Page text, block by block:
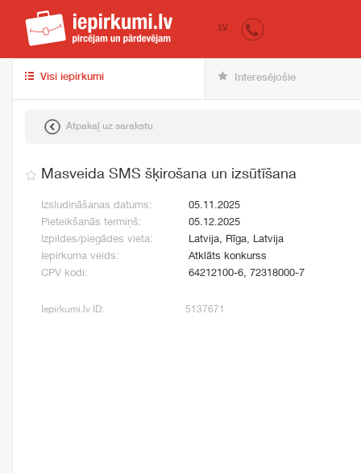
iepirkumi.lv
LV
Visi iepirkumi Interesējošie
Atpakaļ uz sarakstu
Masveida SMS šķirošana un izsūtīšana
Izsludināšanas datums:
05.11.2025
Pieteikšanās termiņš:
05.12.2025
Izpildes/piegādes vieta:
Latvija, Rīga, Latvija
Iepirkuma veids:
Atklāts konkurss
CPV kodi:
64212100-6, 72318000-7
Iepirkumi.lv ID: 5137671